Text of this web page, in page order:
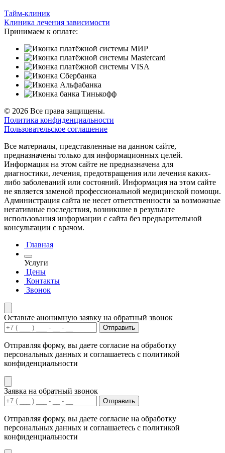
Тайм-клиник
Клиника лечения зависимости
Принимаем к оплате:
© 2026 Все права защищены.
Политика конфиденциальности
Пользовательское соглашение
Все материалы, представленные на данном сайте,
предназначены только для информационных целей.
Информация на этом сайте не предназначена для
диагностики, лечения, предотвращения или лечения каких-
либо заболеваний или состояний. Информация на этом сайте
не является заменой профессиональной медицинской помощи.
Администрация сайта не несет ответственности за возможные
негативные последствия, возникшие в результате
использования информации с сайта без предварительной
консультации с врачом.
Главная
Услуги
Цены
Контакты
Звонок
Оставьте анонимную заявку на обратный звонок
Отправить
Отправляя форму, вы даете согласие на обработку
персональных данных и соглашаетесь с политикой
конфиденциальности
Заявка на обратный звонок
Отправить
Отправляя форму, вы даете согласие на обработку
персональных данных и соглашаетесь с политикой
конфиденциальности